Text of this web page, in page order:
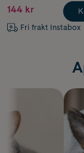
144 kr
Fri frakt Instabox